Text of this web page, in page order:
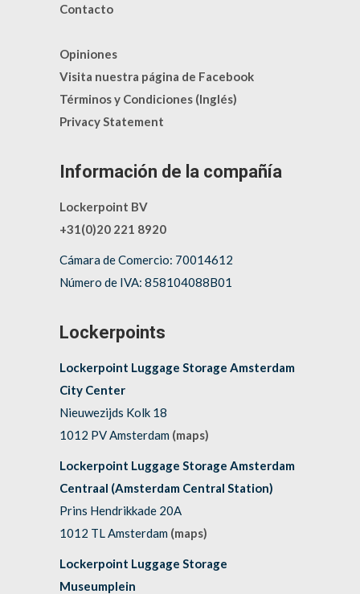
Contacto
Opiniones
Visita nuestra página de Facebook
Términos y Condiciones (Inglés)
Privacy Statement
Información de la compañía
Lockerpoint BV
+31(0)20 221 8920
Cámara de Comercio: 70014612
Número de IVA: 858104088B01
Lockerpoints
Lockerpoint Luggage Storage Amsterdam
City Center
Nieuwezijds Kolk 18
1012 PV Amsterdam (maps)
Lockerpoint Luggage Storage Amsterdam
Centraal (Amsterdam Central Station)
Prins Hendrikkade 20A
1012 TL Amsterdam (maps)
Lockerpoint Luggage Storage
Museumplein